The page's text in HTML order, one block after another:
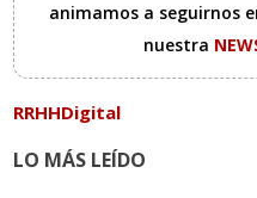
animamos a seguirnos
nuestra
RRHHDigital
LO MÁS LEÍDO